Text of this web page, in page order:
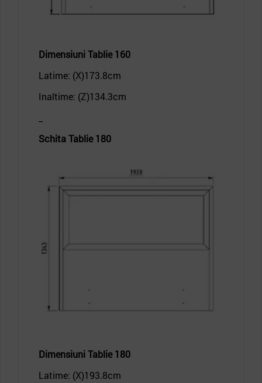
DimensiuniTablie 160
Latime: (X)173.8cm
Inaltime: (Z)134.3cm
SchitaTablie 180
DimensiuniTablie 180
Latime: (X)193.8cm